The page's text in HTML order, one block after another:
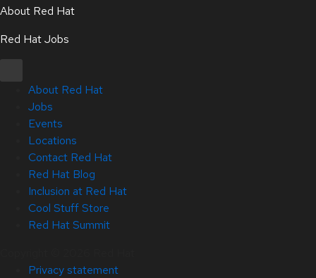
About Red Hat
Red Hat Jobs
About Red Hat
Jobs
Events
Locations
Contact Red Hat
Red Hat Blog
Inclusion at Red Hat
Cool Stuff Store
Red Hat Summit
Privacy statement